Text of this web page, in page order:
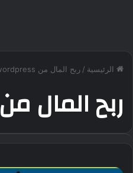
الرئيسية / ربح المال من wordpress
ربح المال من wordpress